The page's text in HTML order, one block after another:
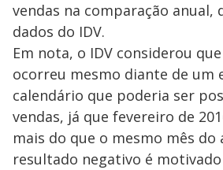
vendas na comparação anual,
dados do IDV.
Em nota, o IDV considerou
ocorreu mesmo diante de um
calendário que poderia ser
vendas, já que fevereiro de
mais do que o mesmo mês do
resultado negativo é